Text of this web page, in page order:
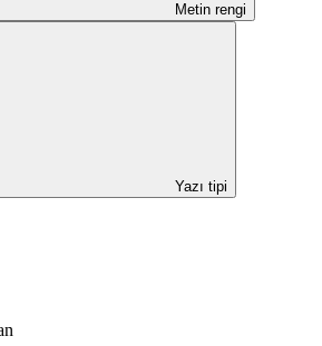
Metin rengi
Yazı tipi